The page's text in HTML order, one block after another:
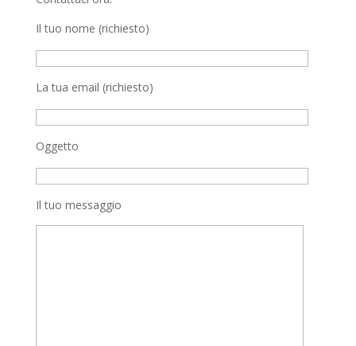
Il tuo nome (richiesto)
La tua email (richiesto)
Oggetto
Il tuo messaggio